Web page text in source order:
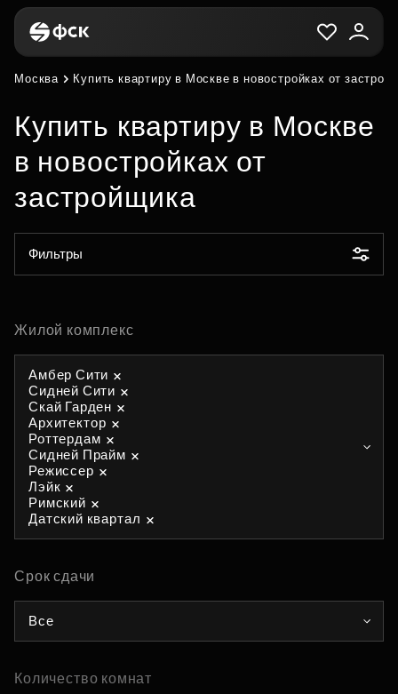
Москва Купить квартиру в Москве в новостройках от
Купить квартиру в Москве
в новостройках от
застройщика
Фильтры
Жилой комплекс
Амбер Сити
Сидней Сити
Скай Гарден
Архитектор
Роттердам
Сидней Прайм
Режиссер
Лэйк
Римский
Датский квартал
Срок сдачи
Все
Количество комнат